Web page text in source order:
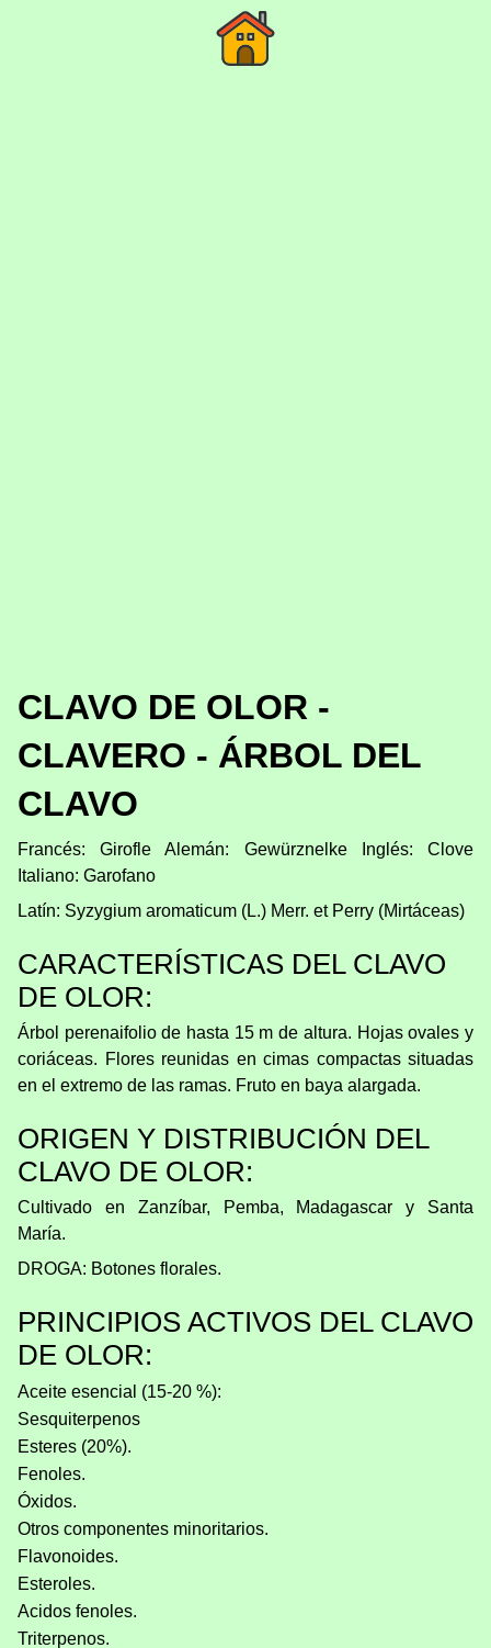
CLAVO DE OLOR -
CLAVERO - ÁRBOL DEL
CLAVO
Francés: Girofle Alemán: Gewürznelke Inglés: Clove
Italiano: Garofano
Latín: Syzygium aromaticum (L.) Merr. et Perry (Mirtáceas)
CARACTERÍSTICAS DEL CLAVO
DE OLOR:
Árbol perenaifolio de hasta 15 m de altura. Hojas ovales y
coriáceas. Flores reunidas en cimas compactas situadas
en el extremo de las ramas. Fruto en baya alargada.
ORIGEN Y DISTRIBUCIÓN DEL
CLAVO DE OLOR:
Cultivado en Zanzíbar, Pemba, Madagascar y Santa
María.
DROGA: Botones florales.
PRINCIPIOS ACTIVOS DEL CLAVO
DE OLOR:
Aceite esencial (15-20 %):
Sesquiterpenos
Esteres (20%).
Fenoles.
Óxidos.
Otros componentes minoritarios.
Flavonoides.
Esteroles.
Acidos fenoles.
Triterpenos.